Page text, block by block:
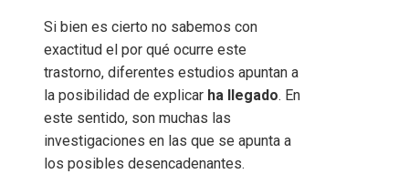
Si bien es cierto no sabemos con
exactitud el por qué ocurre este
trastorno, diferentes estudios apuntan a
la posibilidad de explicar ha llegado. En
este sentido, son muchas las
investigaciones en las que se apunta a
los posibles desencadenantes.